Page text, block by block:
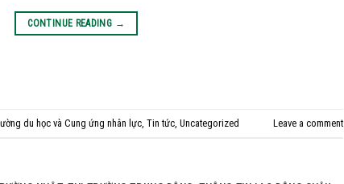
CONTINUE READING →
du học và Cung ứng nhân lực Tin tức Uncategorized Leave a comment